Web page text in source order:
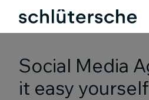
Social Media
it easy